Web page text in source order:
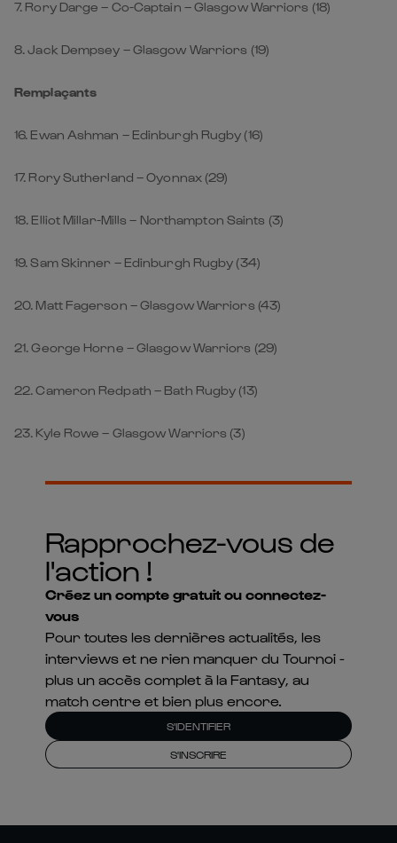
7. Rory Darge – Co-Captain – Glasgow Warriors (18)
8. Jack Dempsey – Glasgow Warriors (19)
Remplaçants
16. Ewan Ashman – Edinburgh Rugby (16)
17. Rory Sutherland – Oyonnax (29)
18. Elliot Millar-Mills – Northampton Saints (3)
19. Sam Skinner – Edinburgh Rugby (34)
20. Matt Fagerson – Glasgow Warriors (43)
21. George Horne – Glasgow Warriors (29)
22. Cameron Redpath – Bath Rugby (13)
23. Kyle Rowe – Glasgow Warriors (3)
Rapprochez-vous de
l'action !
Créez un compte gratuit ou connectez-
vous
Pour toutes les dernières actualités, les
interviews et ne rien manquer du Tournoi -
plus un accès complet à la Fantasy, au
match centre et bien plus encore.
S'IDENTIFIER
S'INSCRIRE